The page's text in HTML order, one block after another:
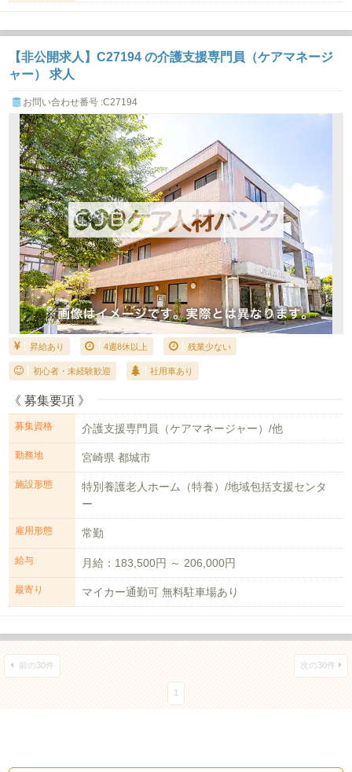
【非公開求人】C27194 の介護支援専門員（ケアマネージ
ャー） 求人
お問い合わせ番号 :C27194
昇給あり 4週8休以上 残業少ない
初心者・未経験歓迎 社用車あり
《 募集要項 》
募集資格 介護支援専門員（ケアマネージャー）/他
勤務地 宮崎県 都城市
施設形態
特別養護老人ホーム（特養）/地域包括支援センタ
ー
雇用形態 常勤
給与 月給：183,500円 ～ 206,000円
最寄り マイカー通勤可 無料駐車場あり
前の30件 次の30件
1